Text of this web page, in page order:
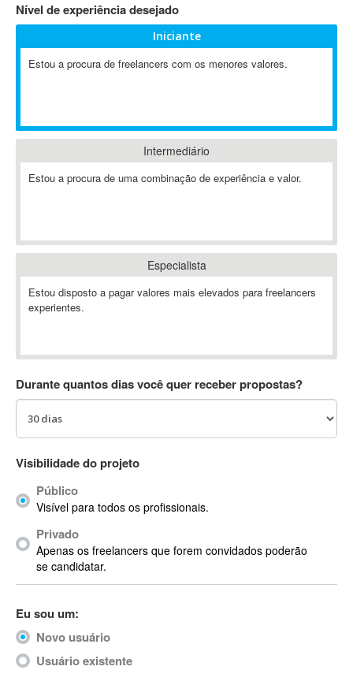
802.11
A-GPS
ABAP
Abaqus
ABBYY FineReader
Ableton
Ableton Push
Abstract
AC3
ACID Pro
ACPI
Acrobat
Acrobat X
Acronis
ACT
Actimize
ActionScript
ActionScript 3
Nível de experiência desejado
Iniciante
Estou a procura de freelancers com os menores valores.
Intermediário
Estou a procura de uma combinação de experiência e valor.
Especialista
Estou disposto a pagar valores mais elevados para freelancers
experientes.
Durante quantos dias você quer receber propostas?
Visibilidade do projeto
Público
Visível para todos os profissionais.
Privado
Apenas os freelancers que forem convidados poderão
se candidatar.
Eu sou um:
Novo usuário
Usuário existente